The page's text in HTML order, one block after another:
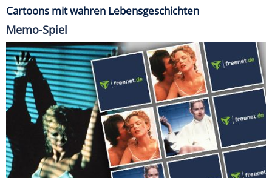
Cartoons mit wahren Lebensgeschichten
Memo-Spiel